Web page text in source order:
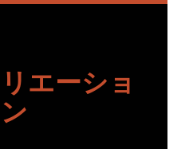
エーショ
ン